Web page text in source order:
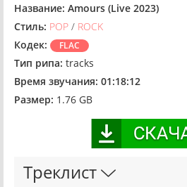
Название: Amours (Live 2023)
Стиль: POP / ROCK
Кодек:
FLAC
Тип рипа: tracks
Время звучания: 01:18:12
Размер: 1.76 GB
Треклист